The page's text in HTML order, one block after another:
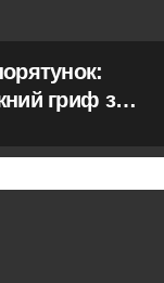
гриф з
на Київщині